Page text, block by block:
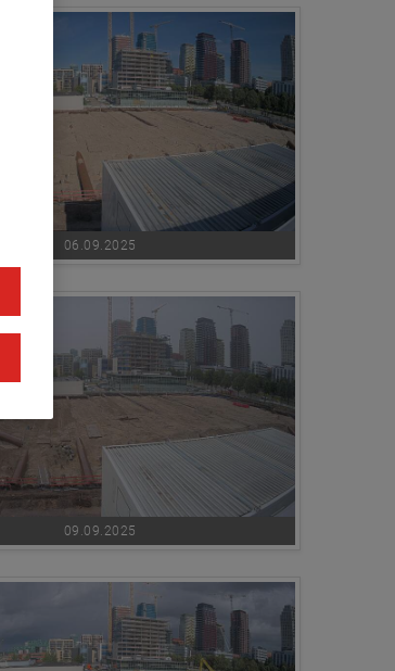
06.09.2025
09.09.2025